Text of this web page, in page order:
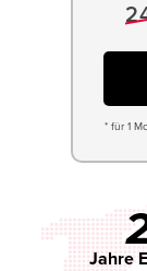
* für 1
Jahre